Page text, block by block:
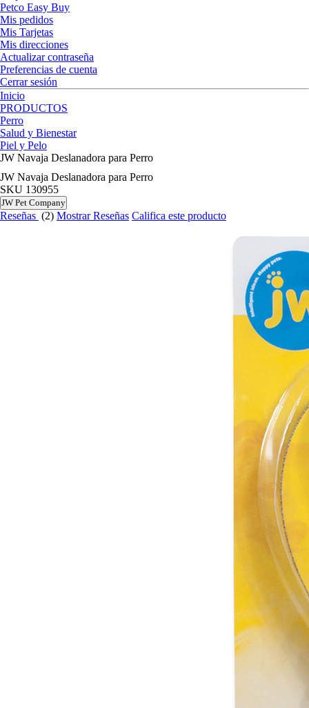
Petco Easy Buy
Mis pedidos
Mis Tarjetas
Mis direcciones
Actualizar contraseña
Preferencias de cuenta
Cerrar sesión
Inicio
PRODUCTOS
Perro
Salud y Bienestar
Piel y Pelo
JW Navaja Deslanadora para Perro
JW Navaja Deslanadora para Perro
SKU 130955
JW Pet Company
Reseñas (2) Mostrar Reseñas Califica este producto